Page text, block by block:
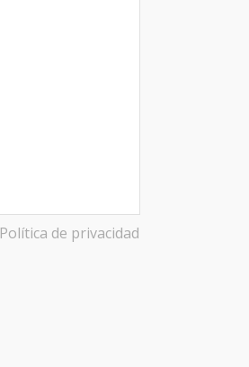
Política de privacidad